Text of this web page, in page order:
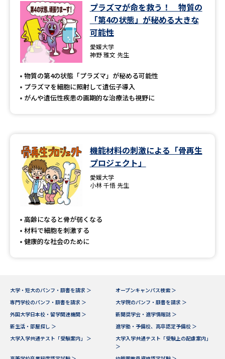
プラズマが命を救う！ 物質の
「第4の状態」が秘める大きな
可能性
愛媛大学
神野 雅文 先生
物質の第4の状態「プラズマ」が秘める可能性
プラズマを細胞に照射して遺伝子導入
がんや遺伝性疾患の画期的な治療法も視野に
機能材料の刺激による「骨再生
プロジェクト」
愛媛大学
小林 千悟 先生
高齢になると骨が弱くなる
材料で細胞を刺激する
健康的な社会のために
大学・短大のパンフ・願書を請求 ＞
オープンキャンパス検索 ＞
専門学校のパンフ・願書を請求 ＞
大学院のパンフ・願書を請求 ＞
外国大学日本校・留学関連機関 ＞
新聞奨学会・進学情報誌 ＞
新生活・部屋探し ＞
進学塾・予備校、高卒認定予備校 ＞
大学入学共通テスト「受験案内」 ＞
大学入学共通テスト「受験上の配慮案内」
＞